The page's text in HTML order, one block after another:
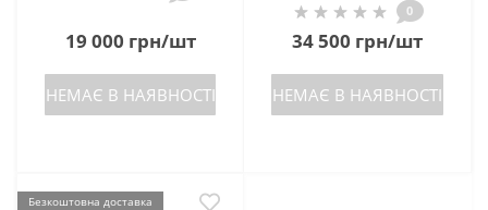
19 000 грн/шт
НЕМАЄ В НАЯВНОСТІ
0
34 500 грн/шт
НЕМАЄ В НАЯВНОСТІ
Безкоштовна доставка